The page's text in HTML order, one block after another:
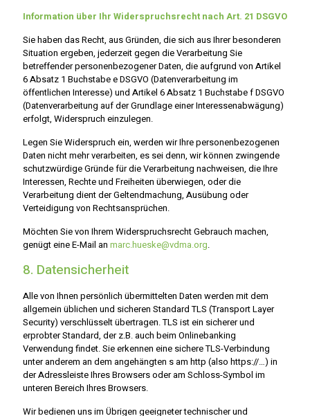
Information über Ihr Widerspruchsrecht nach Art. 21 DSGVO
Sie haben das Recht, aus Gründen, die sich aus Ihrer besonderen
Situation ergeben, jederzeit gegen die Verarbeitung Sie
betreffender personenbezogener Daten, die aufgrund von Artikel
6 Absatz 1 Buchstabe e DSGVO (Datenverarbeitung im
öffentlichen Interesse) und Artikel 6 Absatz 1 Buchstabe f DSGVO
(Datenverarbeitung auf der Grundlage einer Interessenabwägung)
erfolgt, Widerspruch einzulegen.
Legen Sie Widerspruch ein, werden wir Ihre personenbezogenen
Daten nicht mehr verarbeiten, es sei denn, wir können zwingende
schutzwürdige Gründe für die Verarbeitung nachweisen, die Ihre
Interessen, Rechte und Freiheiten überwiegen, oder die
Verarbeitung dient der Geltendmachung, Ausübung oder
Verteidigung von Rechtsansprüchen.
Möchten Sie von Ihrem Widerspruchsrecht Gebrauch machen,
genügt eine E-Mail an marc.hueske@vdma.org.
8. Datensicherheit
Alle von Ihnen persönlich übermittelten Daten werden mit dem
allgemein üblichen und sicheren Standard TLS (Transport Layer
Security) verschlüsselt übertragen. TLS ist ein sicherer und
erprobter Standard, der z.B. auch beim Onlinebanking
Verwendung findet. Sie erkennen eine sichere TLS-Verbindung
unter anderem an dem angehängten s am http (also https://…) in
der Adressleiste Ihres Browsers oder am Schloss-Symbol im
unteren Bereich Ihres Browsers.
Wir bedienen uns im Übrigen geeigneter technischer und